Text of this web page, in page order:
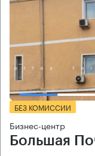
БЕЗ КОМИССИИ
Бизнес-центр
Большая